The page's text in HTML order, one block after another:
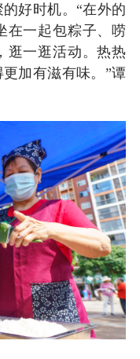
好时机。“在外的
在一起包粽子、唠
逛一逛活动。热热
加有滋有味。”谭